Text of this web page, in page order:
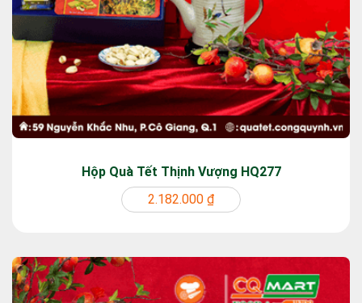
Hộp Quà Tết Thịnh Vượng HQ277
2.182.000 ₫